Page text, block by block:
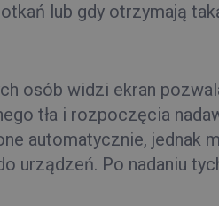
lub gdy otrzymają
osób widzi ekran
tła i rozpoczęcia
automatycznie, jednak
urządzeń. Po nadaniu